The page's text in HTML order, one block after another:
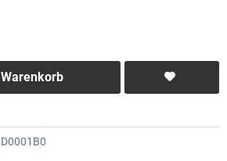
Warenkorb